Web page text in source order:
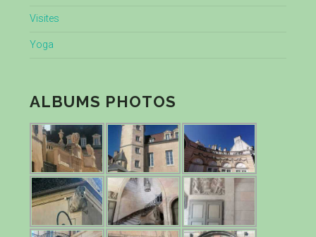
Visites
Yoga
ALBUMS PHOTOS